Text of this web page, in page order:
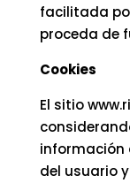
facilitada por
proceda de
Cookies
El sitio
información
del usuario